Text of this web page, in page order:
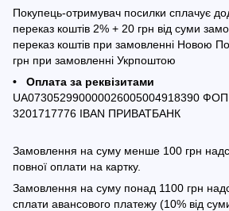
Покупець-отримувач посилки сплачує
переказ коштів 2% + 20 грн від суми
переказ коштів при замовленні Новою
грн при замовленні Укрпоштою
• Оплата за реквізитами
UA073052990000026005004918390 ФОП
3201717776 IBAN ПРИВАТБАНК
Замовлення на суму менше 100 грн
повної оплати на картку.
Замовлення на суму понад 1100 грн
сплати авансового платежу (10% від